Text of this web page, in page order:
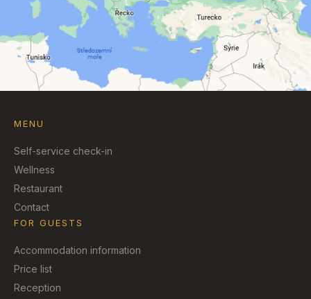
MENU
Self-service check-in
Wellness
Restaurant
Contact
FOR GUESTS
Accommodation information
Price list
Reception